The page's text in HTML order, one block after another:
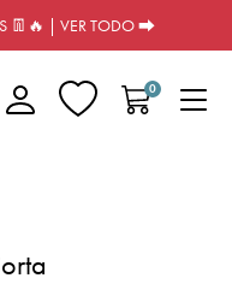
👖🔥 | VER TODO ⮕
0